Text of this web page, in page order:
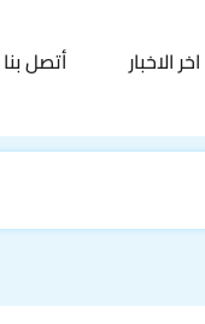
اخر الاخبار أتصل بنا